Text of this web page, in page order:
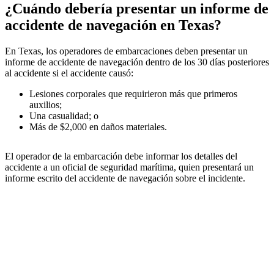
¿Cuándo debería presentar un informe de
accidente de navegación en Texas?
En Texas, los operadores de embarcaciones deben presentar un
informe de accidente de navegación dentro de los 30 días posteriores
al accidente si el accidente causó:
Lesiones corporales que requirieron más que primeros
auxilios;
Una casualidad; o
Más de $2,000 en daños materiales.
El operador de la embarcación debe informar los detalles del
accidente a un oficial de seguridad marítima, quien presentará un
informe escrito del accidente de navegación sobre el incidente.